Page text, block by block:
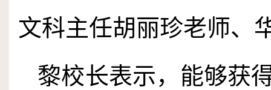
文科主任胡丽珍老师、
黎校长表示，能够获